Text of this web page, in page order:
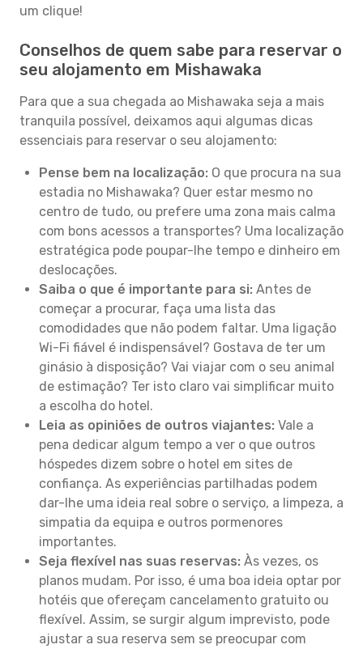
um clique!
Conselhos de quem sabe para reservar o
seu alojamento em Mishawaka
Para que a sua chegada ao Mishawaka seja a mais
tranquila possível, deixamos aqui algumas dicas
essenciais para reservar o seu alojamento:
Pense bem na localização: O que procura na sua
estadia no Mishawaka? Quer estar mesmo no
centro de tudo, ou prefere uma zona mais calma
com bons acessos a transportes? Uma localização
estratégica pode poupar-lhe tempo e dinheiro em
deslocações.
Saiba o que é importante para si: Antes de
começar a procurar, faça uma lista das
comodidades que não podem faltar. Uma ligação
Wi-Fi fiável é indispensável? Gostava de ter um
ginásio à disposição? Vai viajar com o seu animal
de estimação? Ter isto claro vai simplificar muito
a escolha do hotel.
Leia as opiniões de outros viajantes: Vale a
pena dedicar algum tempo a ver o que outros
hóspedes dizem sobre o hotel em sites de
confiança. As experiências partilhadas podem
dar-lhe uma ideia real sobre o serviço, a limpeza, a
simpatia da equipa e outros pormenores
importantes.
Seja flexível nas suas reservas: Às vezes, os
planos mudam. Por isso, é uma boa ideia optar por
hotéis que ofereçam cancelamento gratuito ou
flexível. Assim, se surgir algum imprevisto, pode
ajustar a sua reserva sem se preocupar com